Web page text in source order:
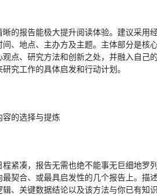
晰的报告能极大提升阅读体验。建议采用
间、地点、主办方及主题。主体部分是核
观点、研究方法和创新之处，并融入自己
究工作的具体启发和行动计划。
容的选择与提炼
程紧凑，报告无需也绝不能事无巨细地罗
最契合、或最具启发性的几个报告上。描
辑、关键数据结论以及该方法与你已有知